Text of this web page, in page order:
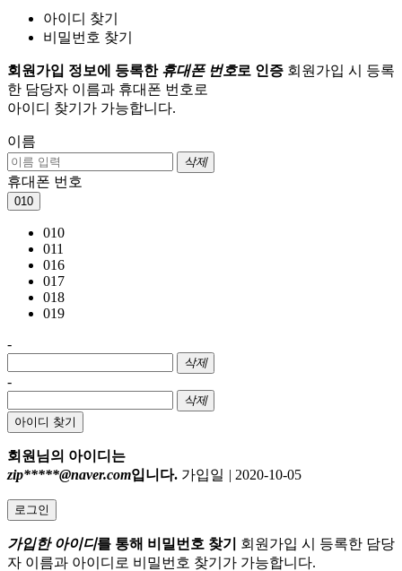
아이디 찾기
비밀번호 찾기
회원가입 정보에 등록한 휴대폰 번호로 인증 회원가입 시 등록
한 담당자 이름과 휴대폰 번호로
아이디 찾기가 가능합니다.
이름
삭제
휴대폰 번호
010
010
011
016
017
018
019
-
삭제
-
삭제
아이디 찾기
회원님의 아이디는
zip*****@naver.com입니다. 가입일 | 2020-10-05
로그인
가입한 아이디를 통해 비밀번호 찾기
회원가입 시 등록한 담당
자 이름과 아이디로 비밀번호 찾기가 가능합니다.